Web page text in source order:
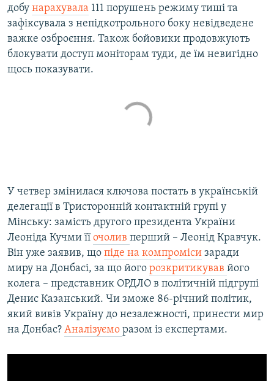
добу нарахувала 111 порушень режиму тиші та
зафіксувала з непідкотрольного боку невідведене
важке озброєння. Також бойовики продовжують
блокувати доступ моніторам туди, де їм невигідно
щось показувати.
У четвер змінилася ключова постать в українській
делегації в Тристоронній контактній групі у
Мінську: замість другого президента України
Леоніда Кучми її очолив перший – Леонід Кравчук.
Він уже заявив, що піде на компроміси заради
миру на Донбасі, за що його розкритикував його
колега – представник ОРДЛО в політичній підгрупі
Денис Казанський. Чи зможе 86-річний політик,
який вивів Україну до незалежності, принести мир
на Донбас? Аналізуємо разом із експертами.